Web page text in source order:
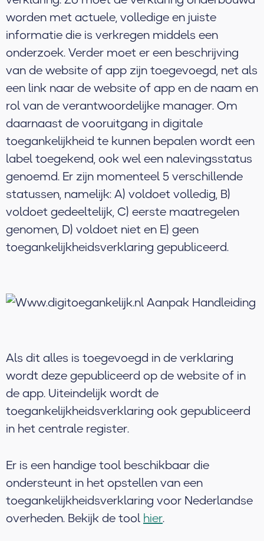
worden met actuele, volledige en juiste
informatie die is verkregen middels een
onderzoek. Verder moet er een beschrijving
van de website of app zijn toegevoegd, net als
een link naar de website of app en de naam en
rol van de verantwoordelijke manager. Om
daarnaast de vooruitgang in digitale
toegankelijkheid te kunnen bepalen wordt een
label toegekend, ook wel een nalevingsstatus
genoemd. Er zijn momenteel 5 verschillende
statussen, namelijk: A) voldoet volledig, B)
voldoet gedeeltelijk, C) eerste maatregelen
genomen, D) voldoet niet en E) geen
toegankelijkheidsverklaring gepubliceerd.
Als dit alles is toegevoegd in de verklaring
wordt deze gepubliceerd op de website of in
de app. Uiteindelijk wordt de
toegankelijkheidsverklaring ook gepubliceerd
in het centrale register.
Er is een handige tool beschikbaar die
ondersteunt in het opstellen van een
toegankelijkheidsverklaring voor Nederlandse
overheden. Bekijk de toolhier.